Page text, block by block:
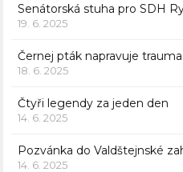
Senátorská stuha pro SDH
19. 6. 2025
Černej pták napravuje
18. 6. 2025
Čtyři legendy za jeden den
14. 6. 2025
Pozvánka do Valdštejnské
14. 6. 2025